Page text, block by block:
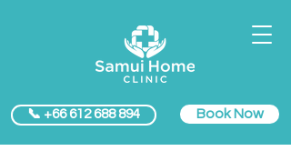
📞 +66 612 688 894 Book Now